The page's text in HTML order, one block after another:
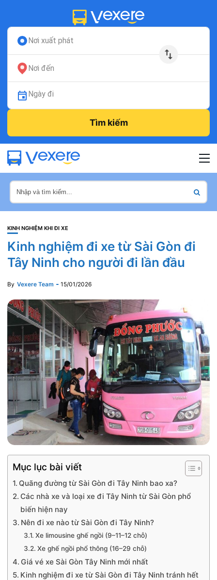
Nơi xuất phát
Nơi đến
Ngày đi
Tìm kiếm
KINH NGHIỆM KHI ĐI XE
Kinh nghiệm đi xe từ Sài Gòn đi
Tây Ninh cho người đi lần đầu
By Vexere Team 15/01/2026
Mục lục bài viết
Quãng đường từ Sài Gòn đi Tây Ninh bao xa?
Các nhà xe và loại xe đi Tây Ninh từ Sài Gòn phổ
biến hiện nay
Nên đi xe nào từ Sài Gòn đi Tây Ninh?
Xe limousine ghế ngồi (9–11–12 chỗ)
Xe ghế ngồi phổ thông (16–29 chỗ)
Giá vé xe Sài Gòn Tây Ninh mới nhất
Kinh nghiệm đi xe từ Sài Gòn đi Tây Ninh tránh hết